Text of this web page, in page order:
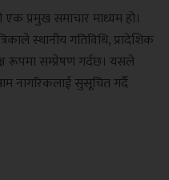
एक प्रमुख समाचार माध्यम हो।
स्थानीय गतिविधि, प्रादेशिक
रूपमा सम्प्रेषण गर्दछ। यसले
नागरिकलाई सुसूचित गर्दै